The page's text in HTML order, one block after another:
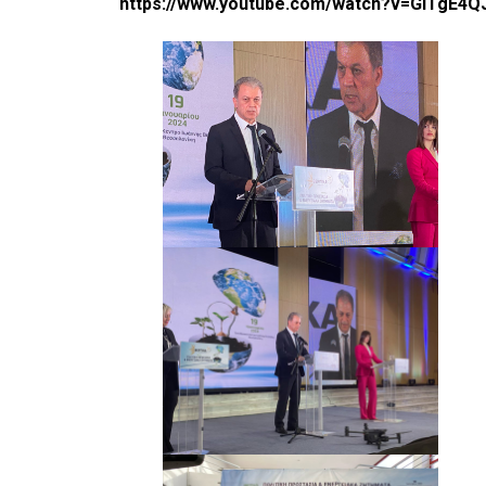
https://www.youtube.com/